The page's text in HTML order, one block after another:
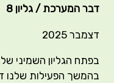
דבר המערכת / גליון 8
דצמבר 2025
בפתח הגליון השמיני
בהמשך הפעילות שלנו